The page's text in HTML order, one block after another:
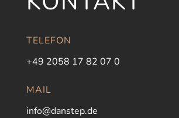
TELEFON
+49 2058 17 82 07 0
MAIL
info@danstep.de